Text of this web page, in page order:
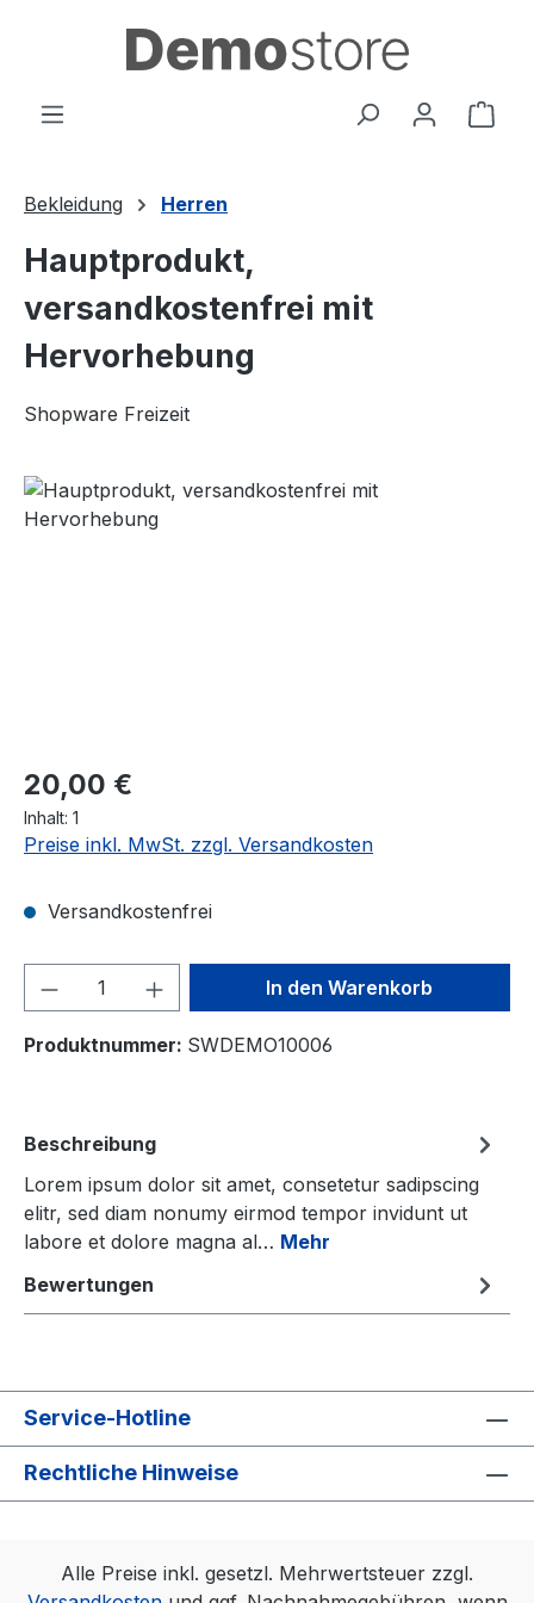
Zum Hauptinhalt springen
Bekleidung Herren
Hauptprodukt,
versandkostenfrei mit
Hervorhebung
Shopware Freizeit
Bildergalerie überspringen
Regulärer Preis:
20,00 €
Inhalt: 1
Preise inkl. MwSt. zzgl. Versandkosten
Versandkostenfrei
Produkt Anzahl: Gib denIn den Warenkorb
Produktnummer: SWDEMO10006
Beschreibung
Lorem ipsum dolor sit amet, consetetur sadipscing
elitr, sed diam nonumy eirmod tempor invidunt ut
labore et dolore magna al… Mehr
Bewertungen
Service-Hotline
Rechtliche Hinweise
Alle Preise inkl. gesetzl. Mehrwertsteuer zzgl.